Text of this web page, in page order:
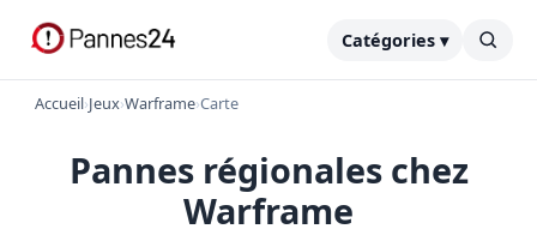
Catégories ▾
Accueil›Jeux›Warframe›Carte
Pannes régionales chez
Warframe